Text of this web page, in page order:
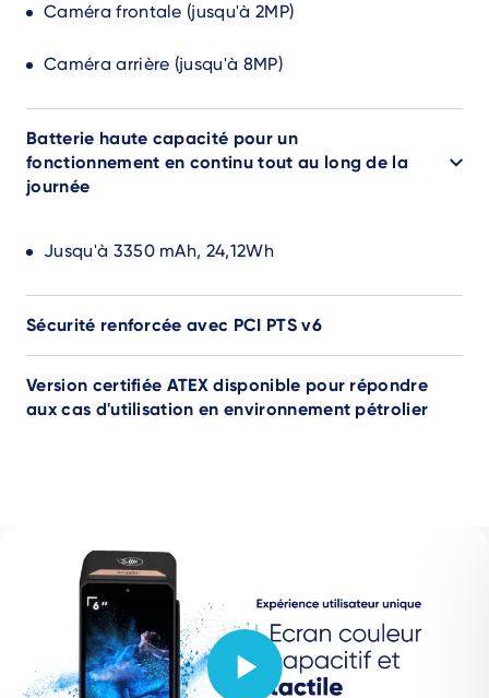
Caméra frontale (jusqu'à 2MP)
Caméra arrière (jusqu'à 8MP)
Batterie haute capacité pour un
fonctionnement en continu tout au long de la
journée
Jusqu'à 3350 mAh, 24,12Wh
Sécurité renforcée avec PCI PTS v6
Version certifiée ATEX disponible pour répondre
aux cas d'utilisation en environnement pétrolier